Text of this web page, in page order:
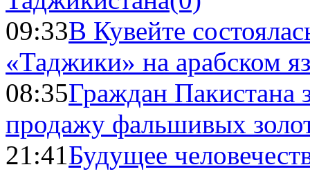
09:33В Кувейте
«Таджики» на арабском
08:35Граждан Пакистана
продажу фальшивых
21:41Будущее